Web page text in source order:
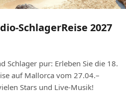
SchlagerReise 2027
Schlager pur: Erleben Sie die 18.
auf Mallorca vom 27.04.–
Stars und Live-Musik!